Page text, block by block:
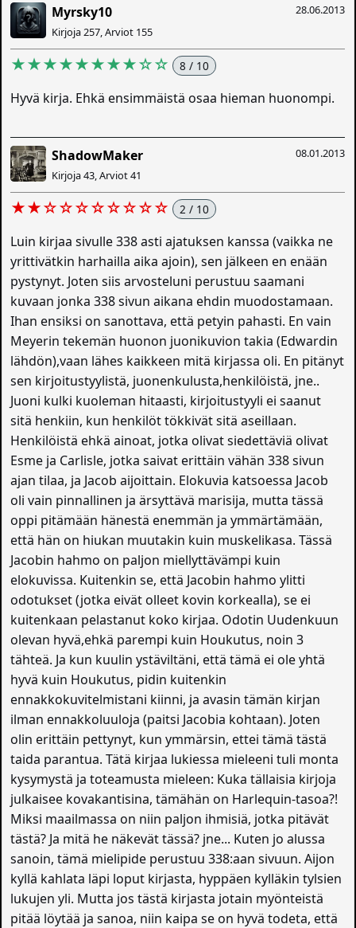
28.06.2013
Myrsky10
Kirjoja 257, Arviot 155
★★★★★★★★☆☆ 8 / 10
Hyvä kirja. Ehkä ensimmäistä osaa hieman huonompi.
08.01.2013
ShadowMaker
Kirjoja 43, Arviot 41
★★☆☆☆☆☆☆☆☆ 2 / 10
Luin kirjaa sivulle 338 asti ajatuksen kanssa (vaikka ne
yrittivätkin harhailla aika ajoin), sen jälkeen en enään
pystynyt. Joten siis arvosteluni perustuu saamani
kuvaan jonka 338 sivun aikana ehdin muodostamaan.
Ihan ensiksi on sanottava, että petyin pahasti. En vain
Meyerin tekemän huonon juonikuvion takia (Edwardin
lähdön),vaan lähes kaikkeen mitä kirjassa oli. En pitänyt
sen kirjoitustyylistä, juonenkulusta,henkilöistä, jne..
Juoni kulki kuoleman hitaasti, kirjoitustyyli ei saanut
sitä henkiin, kun henkilöt tökkivät sitä aseillaan.
Henkilöistä ehkä ainoat, jotka olivat siedettäviä olivat
Esme ja Carlisle, jotka saivat erittäin vähän 338 sivun
ajan tilaa, ja Jacob aijoittain. Elokuvia katsoessa Jacob
oli vain pinnallinen ja ärsyttävä marisija, mutta tässä
oppi pitämään hänestä enemmän ja ymmärtämään,
että hän on hiukan muutakin kuin muskelikasa. Tässä
Jacobin hahmo on paljon miellyttävämpi kuin
elokuvissa. Kuitenkin se, että Jacobin hahmo ylitti
odotukset (jotka eivät olleet kovin korkealla), se ei
kuitenkaan pelastanut koko kirjaa. Odotin Uudenkuun
olevan hyvä,ehkä parempi kuin Houkutus, noin 3
tähteä. Ja kun kuulin ystäviltäni, että tämä ei ole yhtä
hyvä kuin Houkutus, pidin kuitenkin
ennakkokuvitelmistani kiinni, ja avasin tämän kirjan
ilman ennakkoluuloja (paitsi Jacobia kohtaan). Joten
olin erittäin pettynyt, kun ymmärsin, ettei tämä tästä
taida parantua. Tätä kirjaa lukiessa mieleeni tuli monta
kysymystä ja toteamusta mieleen: Kuka tällaisia kirjoja
julkaisee kovakantisina, tämähän on Harlequin-tasoa?!
Miksi maailmassa on niin paljon ihmisiä, jotka pitävät
tästä? Ja mitä he näkevät tässä? jne... Kuten jo alussa
sanoin, tämä mielipide perustuu 338:aan sivuun. Aijon
kyllä kahlata läpi loput kirjasta, hyppäen kylläkin tylsien
lukujen yli. Mutta jos tästä kirjasta jotain myönteistä
pitää löytää ja sanoa, niin kaipa se on hyvä todeta, että